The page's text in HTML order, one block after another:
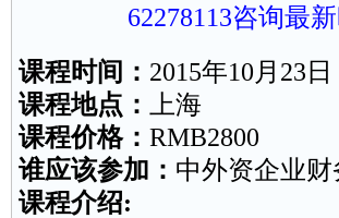
62278113咨询最
课程时间： 2015年10月23
课程地点：
上海
课程价格： RMB2800
谁应该参加： 中外资企业
课程介绍: